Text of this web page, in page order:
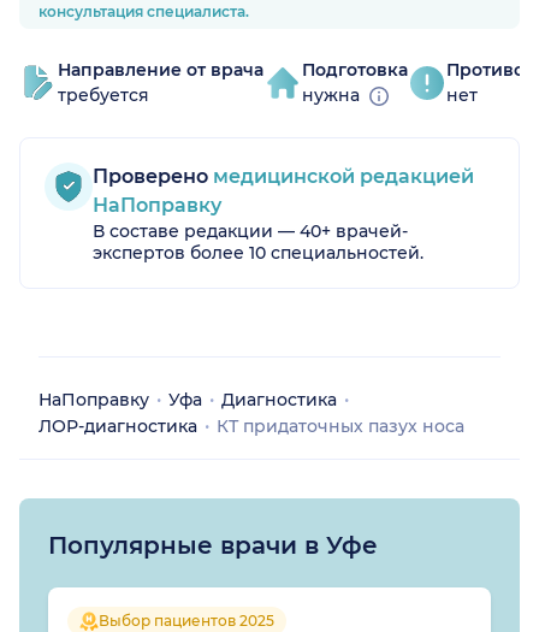
консультация специалиста.
Направление от врача
требуется
Подготовка
нужна
нет
Проверено медицинской редакцией
НаПоправку
В составе редакции — 40+ врачей-
экспертов более 10 специальностей.
НаПоправку Уфа
Диагностика
ЛОР-диагностика
КТ придаточных пазух носа
Популярные врачи в Уфе
Выбор пациентов 2025